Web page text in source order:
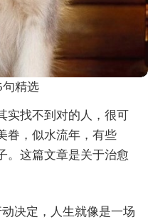
句精选
实找不到对的人，很可
眷，似水流年，有些
。这篇文章是关于治愈
决定，人生就像是一场